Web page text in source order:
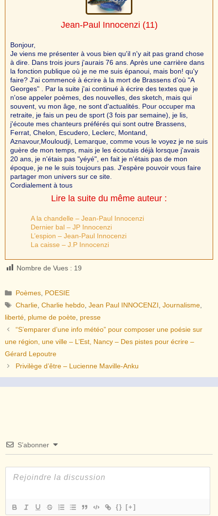
Jean-Paul Innocenzi (11)
Bonjour,
Je viens me présenter à vous bien qu'il n'y ait pas grand chose
à dire. Dans trois jours j'aurais 76 ans. Après une carrière dans
la fonction publique où je ne me suis épanoui, mais bon! qu'y
faire? J'ai commencé à écrire à la mort de Brassens d'où "A
Georges" . Par la suite j'ai continué à écrire des textes que je
n'ose appeler poèmes, des nouvelles, des sketch, mais qui
souvent, vu mon âge, ne sont d'actualités. Pour occuper ma
retraite, je fais un peu de sport (3 fois par semaine), je lis,
j'écoute mes chanteurs préférés qui sont outre Brassens,
Ferrat, Chelon, Escudero, Leclerc, Montand,
Aznavour,Mouloudji, Lemarque, comme vous le voyez je ne suis
guère de mon temps, mais je les écoutais déjà lorsque j'avais
20 ans, je n'étais pas "yéyé", en fait je n'étais pas de mon
époque, je ne le suis toujours pas. J'espère pouvoir vous faire
partager mon univers sur ce site.
Cordialement à tous
Lire la suite du même auteur :
A la chandelle – Jean-Paul Innocenzi
Dernier bal – JP Innocenzi
L’espion – Jean-Paul Innocenzi
La caisse – J.P Innocenzi
Nombre de Vues : 19
Catégories
Poèmes POESIE
Étiquettes
Charlie ,Charlie hebdo ,Jean Paul INNOCENZI ,Journalisme
liberté plume de poète presse
“S’emparer d’une info météo” pour composer une poésie sur
une région, une ville – L’Est, Nancy – Des pistes pour écrire –
Gérard Lepoutre
Privilège d’être – Lucienne Maville-Anku
S’abonner
{} [+]